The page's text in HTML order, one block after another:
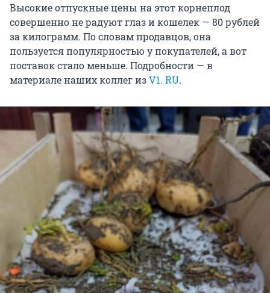
Высокие отпускные цены на этот корнеплод
совершенно не радуют глаз и кошелек — 80 рублей
за килограмм. По словам продавцов, она
пользуется популярностью у покупателей, а вот
поставок стало меньше. Подробности — в
материале наших коллег изV1. RU.